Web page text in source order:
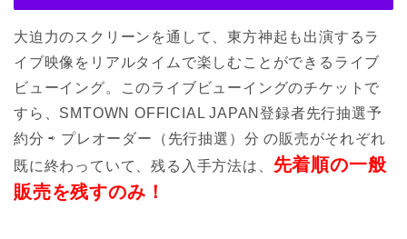
大迫力のスクリーンを通して、東方神起も出演するラ
イブ映像をリアルタイムで楽しむことができるライブ
ビューイング。このライブビューイングのチケットで
すら、SMTOWN OFFICIAL JAPAN登録者先行抽選予
約分 ⇨ プレオーダー（先行抽選）分 の販売がそれぞれ
既に終わっていて、残る入手方法は、 先着順の一般
販売を残すのみ！